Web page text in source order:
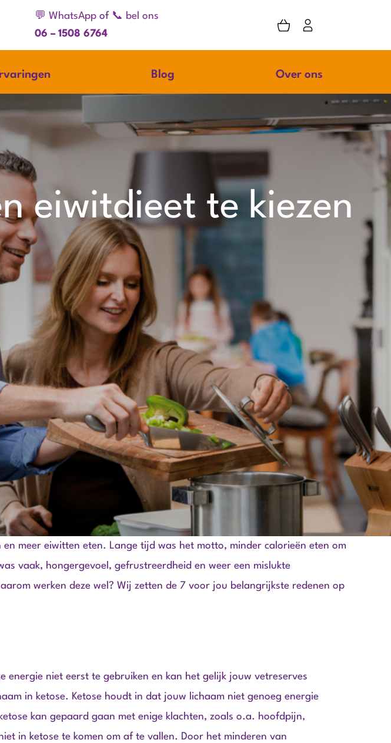
💬 WhatsAppof 📞 bel ons
06 – 1508 6764
Blog Over ons
eiwitdieet te kiezen
meer eiwitten eten. Lange tijd was het motto, minder calorieën eten om
vaak, hongergevoel, gefrustreerdheid en weer een mislukte
werken deze wel? Wij zetten de 7 voor jou belangrijkste redenen op
energie niet eerst te gebruiken en kan het gelijk jouw vetreserves
in ketose. Ketose houdt in dat jouw lichaam niet genoeg energie
kan gepaard gaan met enige klachten, zoals o.a. hoofdpijn,
in ketose te komen om af te vallen. Door het minderen van